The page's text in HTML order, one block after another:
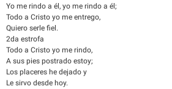
Yo me rindo a él, yo me rindo a él;
Todo a Cristo yo me entrego,
Quiero serle fiel.
2da estrofa
Todo a Cristo yo me rindo,
A sus pies postrado estoy;
Los placeres he dejado y
Le sirvo desde hoy.